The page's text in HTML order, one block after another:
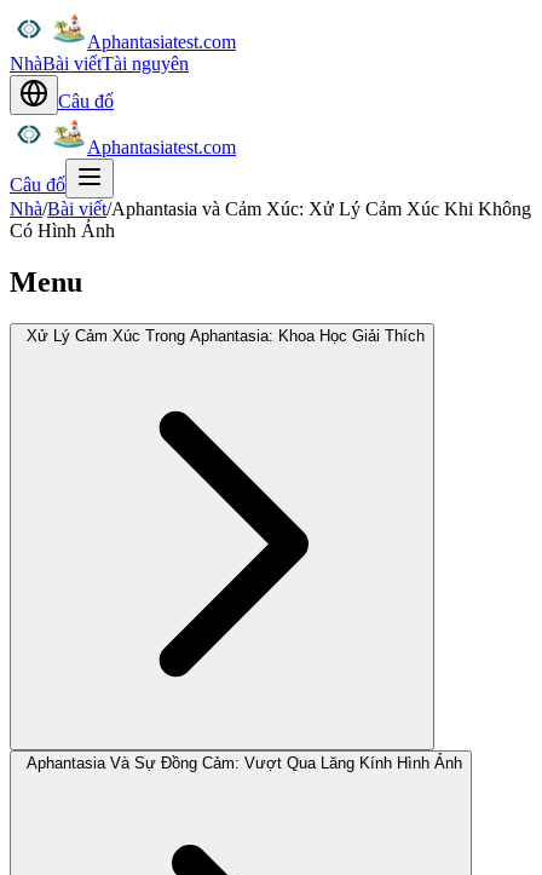
Aphantasiatest.com
NhàBài viếtTài nguyên
Câu đố
Aphantasiatest.com
Câu đố
Nhà/Bài viết/Aphantasia và Cảm Xúc: Xử Lý Cảm Xúc Khi Không
Có Hình Ảnh
Menu
Xử Lý Cảm Xúc Trong Aphantasia: Khoa Học Giải Thích
Aphantasia Và Sự Đồng Cảm: Vượt Qua Lăng Kính Hình Ảnh